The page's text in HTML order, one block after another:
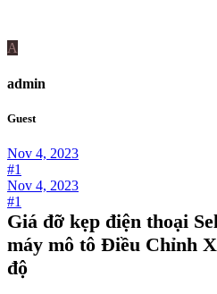
A
admin
Guest
Nov 4, 2023
#1
Nov 4, 2023
#1
Giá đỡ kẹp điện thoại
máy mô tô Điều Chỉnh
độ